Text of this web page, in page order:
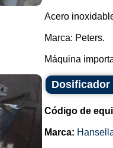
Acero
Marca: Peters.
Máquina
Dosificador
Código de
Marca: